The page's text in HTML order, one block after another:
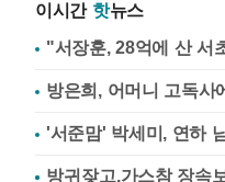
이시간 핫뉴스
"서장훈, 28억에 산 서
방은희, 어머니 고독
'서준맘' 박세미, 연하